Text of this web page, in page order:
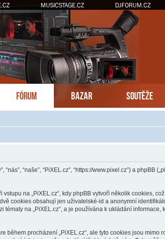
MUSICSTAGE.CZ DJFORUM.CZ
FÓRUM BAZAR SOUTĚŽE
“naše”, “PiXEL.cz”, “https://www.pixel.cz”) a phpBB
na „PiXEL.cz“, kdy phpBB vytvoří několik cookies,
cookies obsahují jen uživatelské-id a anonymní
na „PiXEL.cz“, a je používána k ukládání
během procházení „PiXEL.cz“, ale tyto cookies jsou